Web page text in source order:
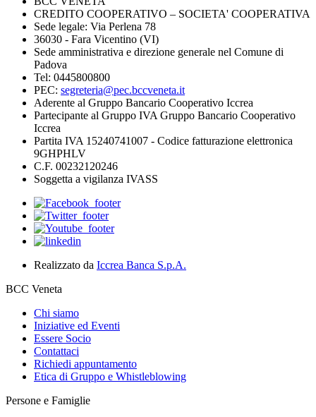
CREDITO COOPERATIVO – SOCIETA' COOPERATIVA
Sede legale: Via Perlena 78
36030 - Fara Vicentino (VI)
Sede amministrativa e direzione generale nel Comune di
Padova
Tel: 0445800800
PEC: segreteria@pec.bccveneta.it
Aderente al Gruppo Bancario Cooperativo Iccrea
Partecipante al Gruppo IVA Gruppo Bancario Cooperativo
Iccrea
Partita IVA 15240741007 - Codice fatturazione elettronica
9GHPHLV
C.F. 00232120246
Soggetta a vigilanza IVASS
Realizzato da Iccrea Banca S.p.A.
BCC Veneta
Chi siamo
Iniziative ed Eventi
Essere Socio
Contattaci
Richiedi appuntamento
Etica di Gruppo e Whistleblowing
Persone e Famiglie